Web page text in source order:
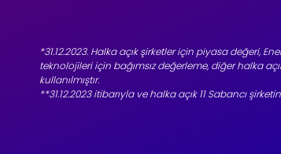
*31.12.2023. Halka açık şirketler için piyasa değeri,
teknolojileri için bağımsız değerleme, diğer halka
kullanılmıştır.
**31.12.2023 itibarıyla ve halka açık 11 Sabancı